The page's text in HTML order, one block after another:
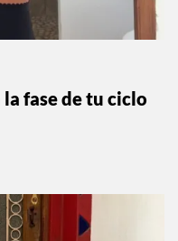
fase de tu ciclo